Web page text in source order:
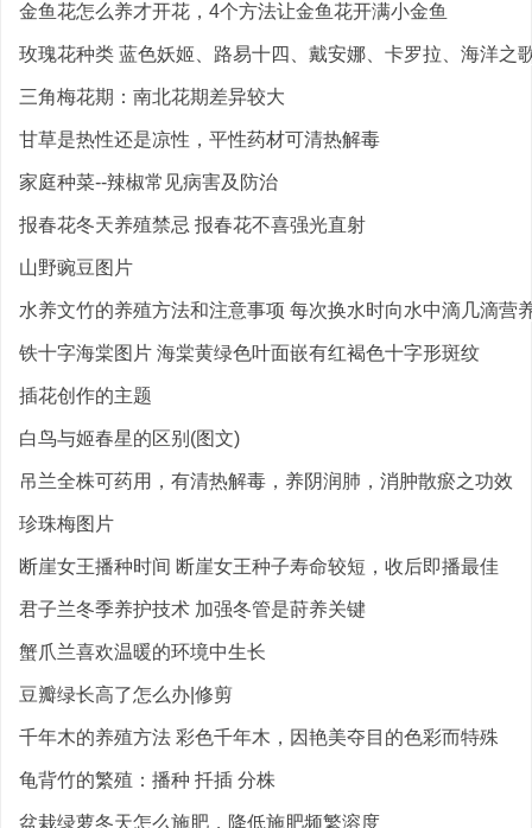
金鱼花怎么养才开花，4个方法让金鱼花开满小金鱼
玫瑰花种类 蓝色妖姬、路易十四、戴安娜、卡罗拉、海洋之
三角梅花期：南北花期差异较大
甘草是热性还是凉性，平性药材可清热解毒
家庭种菜--辣椒常见病害及防治
报春花冬天养殖禁忌 报春花不喜强光直射
山野豌豆图片
水养文竹的养殖方法和注意事项 每次换水时向水中滴几滴营
铁十字海棠图片 海棠黄绿色叶面嵌有红褐色十字形斑纹
插花创作的主题
白鸟与姬春星的区别(图文)
吊兰全株可药用，有清热解毒，养阴润肺，消肿散瘀之功效
珍珠梅图片
断崖女王播种时间 断崖女王种子寿命较短，收后即播最佳
君子兰冬季养护技术 加强冬管是莳养关键
蟹爪兰喜欢温暖的环境中生长
豆瓣绿长高了怎么办|修剪
千年木的养殖方法 彩色千年木，因艳美夺目的色彩而特殊
龟背竹的繁殖：播种 扦插 分株
盆栽绿萝冬天怎么施肥，降低施肥频繁溶度